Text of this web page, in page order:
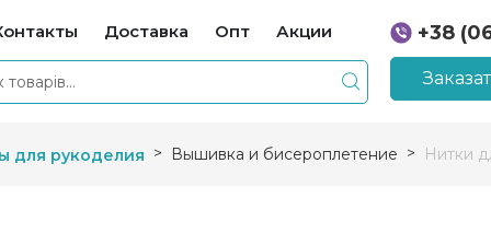
Доставка Опт Акции
+38
+38
для рукоделия Вышивка и бисероплетение Нитки